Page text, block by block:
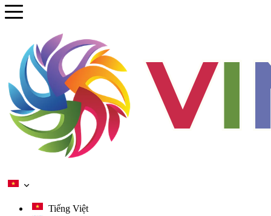
menu
Tiếng Việt